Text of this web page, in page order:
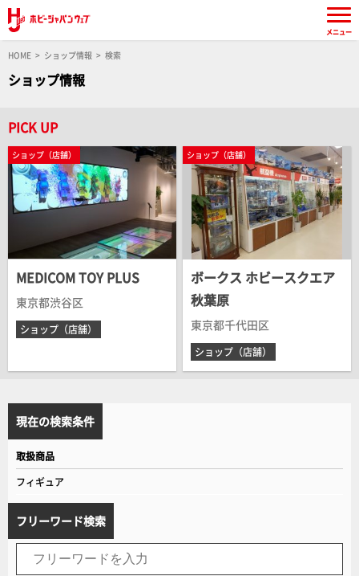
HOME ショップ情報 検索
ショップ情報
PICK UP
ショップ（店舗）
MEDICOM TOY PLUS
東京都渋谷区
ショップ（店舗）
ショップ（店舗）
ボークス ホビースクエア
秋葉原
東京都千代田区
ショップ（店舗）
現在の検索条件
取扱商品
フィギュア
フリーワード検索
メニュー